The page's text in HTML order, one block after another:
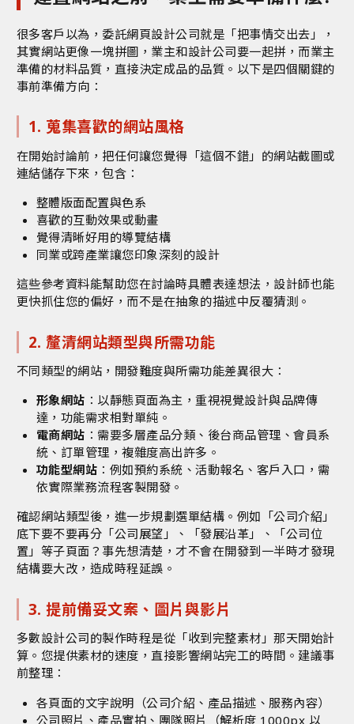
很多客戶以為，委託網頁設計公司就是「把事情交出去」，
其實網站更像一塊拼圖，業主和設計公司要一起拼，而業主
準備的材料品質，直接決定成品的品質。以下是四個關鍵的
事前準備方向：
1. 蒐集喜歡的網站風格
在開始討論前，把任何讓您覺得「這個不錯」的網站截圖或
連結儲存下來，包含：
整體版面配置與色系
喜歡的互動效果或動畫
覺得清晰好用的導覽結構
同業或跨產業讓您印象深刻的設計
這些參考資料能幫助您在討論時具體表達想法，設計師也能
更快抓住您的偏好，而不是在抽象的描述中反覆猜測。
2. 釐清網站類型與所需功能
不同類型的網站，開發難度與所需功能差異很大：
形象網站 ：以靜態頁面為主，重視視覺設計與品牌傳
達，功能需求相對單純。
電商網站 ：需要多層產品分類、後台商品管理、會員系
統、訂單管理，複雜度高出許多。
功能型網站 ：例如預約系統、活動報名、客戶入口，需
依實際業務流程客製開發。
確認網站類型後，進一步規劃選單結構。例如「公司介紹」
底下要不要再分「公司展望」、「發展沿革」、「公司位
置」等子頁面？事先想清楚，才不會在開發到一半時才發現
結構要大改，造成時程延誤。
3. 提前備妥文案、圖片與影片
多數設計公司的製作時程是從「收到完整素材」那天開始計
算。您提供素材的速度，直接影響網站完工的時間。建議事
前整理：
各頁面的文字說明（公司介紹、產品描述、服務內容）
公司照片、產品實拍、團隊照片（解析度 1000px 以